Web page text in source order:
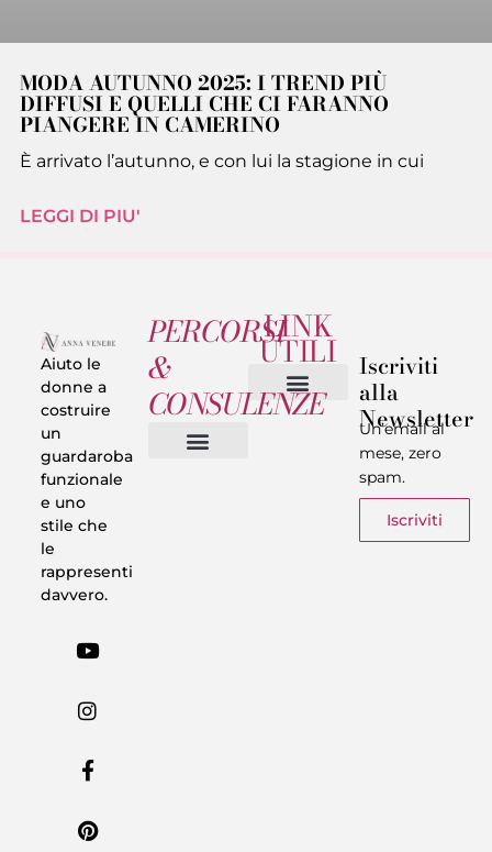
MODA AUTUNNO 2025: I TREND PIÙ
DIFFUSI E QUELLI CHE CI FARANNO
PIANGERE IN CAMERINO
È arrivato l’autunno, e con lui la stagione in cui
LEGGI DI PIU'
Aiuto le
donne a
costruire
un
guardaroba
funzionale
e uno
stile che
le
rappresenti
davvero.
PERCORSI
&
CONSULENZE
LINK
UTILI Iscriviti
alla
Newsletter
Un’email al
mese, zero
spam.
Iscriviti